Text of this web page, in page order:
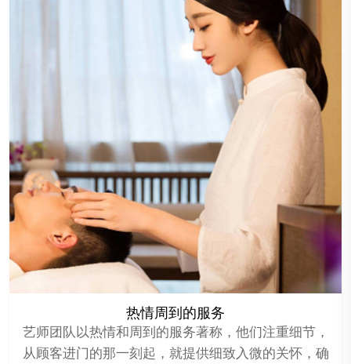
热情周到的服务
艺师团队以热情和周到的服务著称，他们注重细节，
从顾客进门的那一刻起，就提供细致入微的关怀，确